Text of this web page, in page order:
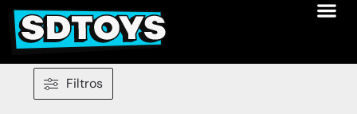
Filtros